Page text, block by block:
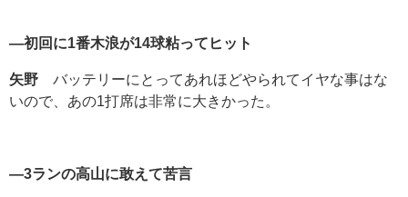
―初回に1 番木浪が14球粘ってヒット
矢野 バッテリーにとってあれほどやられてイヤな事はな
いので、あの1 打席は非常に大きかった。
―3ランの高山に敢えて苦言